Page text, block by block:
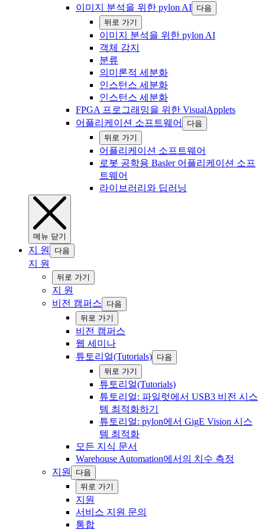
이미지 분석을 위한 pylon AI 다음
‍뒤로 ‍가기
이미지 분석을 위한 pylon AI
객체 감지
분류
의미론적 세분화
인스턴스 세분화
인스턴스 세분화
FPGA 프로그래밍을 위한 VisualApplets
어플리케이션 소프트웨어
다음
‍뒤로 ‍가기
어플리케이션 소프트웨어
로봇 공학용 Basler 어플리케이션 소프
트웨어
라이브러리와 딥러닝
‍메뉴 ‍닫기
지 원 다음
지 원
‍뒤로 ‍가기
지 원
비전 캠퍼스
다음
‍뒤로 ‍가기
비전 캠퍼스
웹 ‍세미나
튜토리얼(Tutorials) 다음
‍뒤로 ‍가기
튜토리얼(Tutorials)
튜토리얼: 파일럿에서 USB3 비전 시스
템 최적화하기
튜토리얼: pylon에서 GigE Vision 시스
템 최적화
모든 지식 문서
Warehouse Automation에서의 치수 측정
지원
다음
‍뒤로 ‍가기
지원
서비스 지원 문의
통합